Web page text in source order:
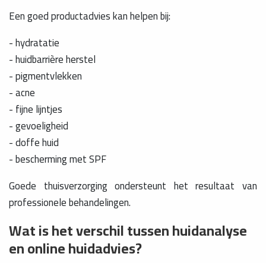
Een goed productadvies kan helpen bij:
- hydratatie
- huidbarrière herstel
- pigmentvlekken
- acne
- fijne lijntjes
- gevoeligheid
- doffe huid
- bescherming met SPF
Goede thuisverzorging ondersteunt het resultaat van
professionele behandelingen.
Wat is het verschil tussen huidanalyse
en online huidadvies?